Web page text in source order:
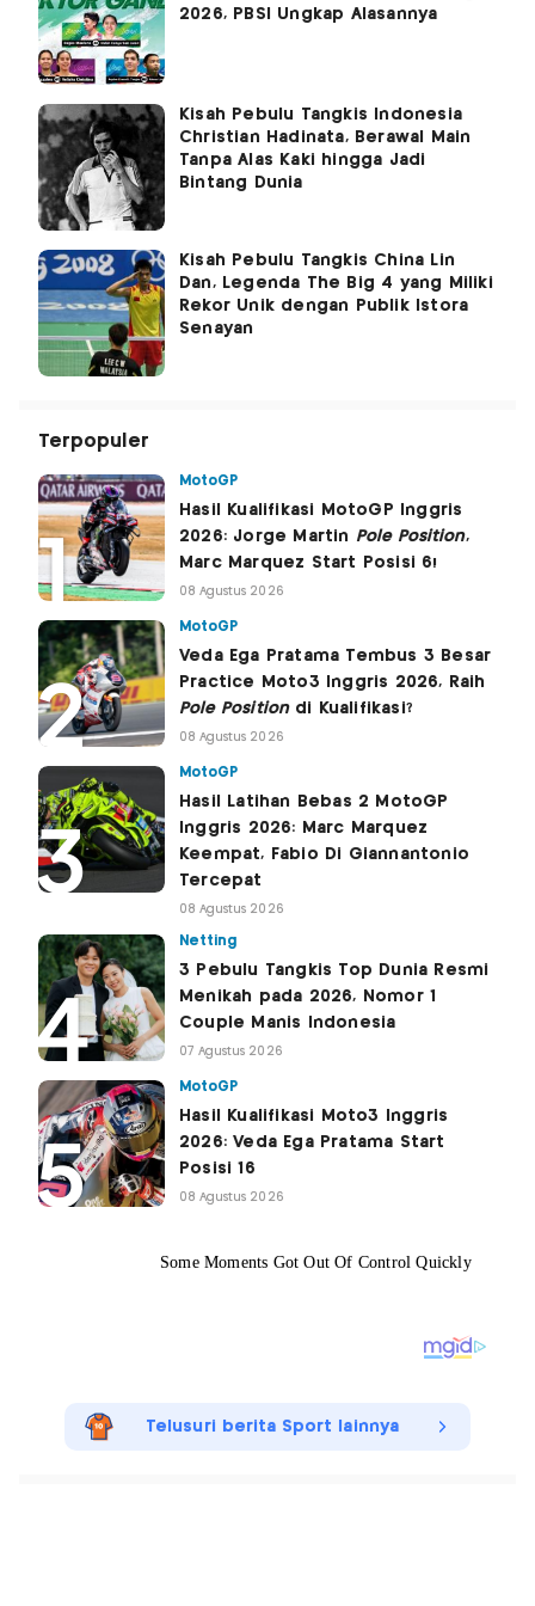
2026, PBSI Ungkap Alasannya
Kisah Pebulu Tangkis Indonesia
Christian Hadinata, Berawal Main
Tanpa Alas Kaki hingga Jadi
Bintang Dunia
Kisah Pebulu Tangkis China Lin
Dan, Legenda The Big 4 yang Miliki
Rekor Unik dengan Publik Istora
Senayan
Terpopuler
MotoGP
Hasil Kualifikasi MotoGP Inggris
2026: Jorge Martin Pole Position,
Marc Marquez Start Posisi 6!
08 Agustus 2026
MotoGP
Veda Ega Pratama Tembus 3 Besar
Practice Moto3 Inggris 2026, Raih
Pole Positiondi Kualifikasi?
08 Agustus 2026
MotoGP
Hasil Latihan Bebas 2 MotoGP
Inggris 2026: Marc Marquez
Keempat, Fabio Di Giannantonio
Tercepat
08 Agustus 2026
Netting
3 Pebulu Tangkis Top Dunia Resmi
Menikah pada 2026, Nomor 1
Couple Manis Indonesia
07 Agustus 2026
MotoGP
Hasil Kualifikasi Moto3 Inggris
2026: Veda Ega Pratama Start
Posisi 16
08 Agustus 2026
Telusuri berita Sport lainnya